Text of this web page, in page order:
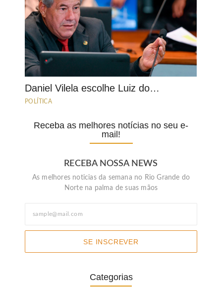
Daniel Vilela escolhe Luiz do…
POLÍTICA
Receba as melhores notícias no seu e-
mail!
RECEBA NOSSA NEWS
As melhores noticias da semana no Rio Grande do
Norte na palma de suas mãos
SE INSCREVER
Categorias